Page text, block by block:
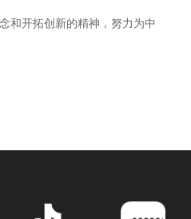
和开拓创新的精神，努力为中